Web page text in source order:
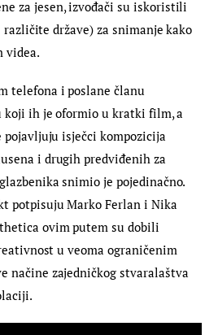
za jesen, izvođači su iskoristili
države) za snimanje kako
videa.
telefona i poslane članu
koji ih je oformio u kratki film, a
pojavljuju isječci kompozicija
i drugih predviđenih za
snimio je pojedinačno.
potpisuju Marko Ferlan i Nika
ovim putem su dobili
u veoma ograničenim
načine zajedničkog stvaralaštva